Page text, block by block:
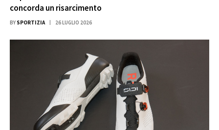
concorda un risarcimento
BY SPORTIZIA 26 LUGLIO 2026